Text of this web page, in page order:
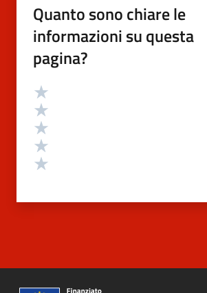
Quanto sono chiare le
informazioni su questa
pagina?
Valutazione